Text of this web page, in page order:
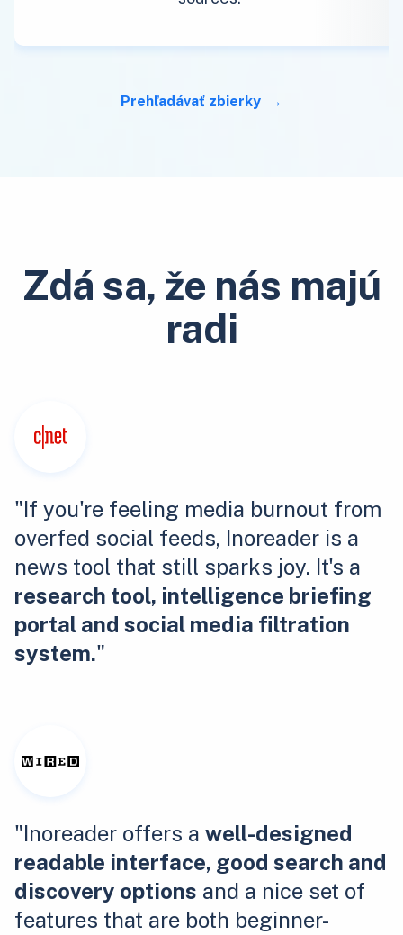
Prehľadávať zbierky
Zdá sa, že nás majú
radi
"If you're feeling media burnout from
overfed social feeds, Inoreader is a
news tool that still sparks joy. It's a
research tool, intelligence briefing
portal and social media filtration
system."
"Inoreader offers a well-designed
readable interface, good search and
discovery options and a nice set of
features that are both beginner-